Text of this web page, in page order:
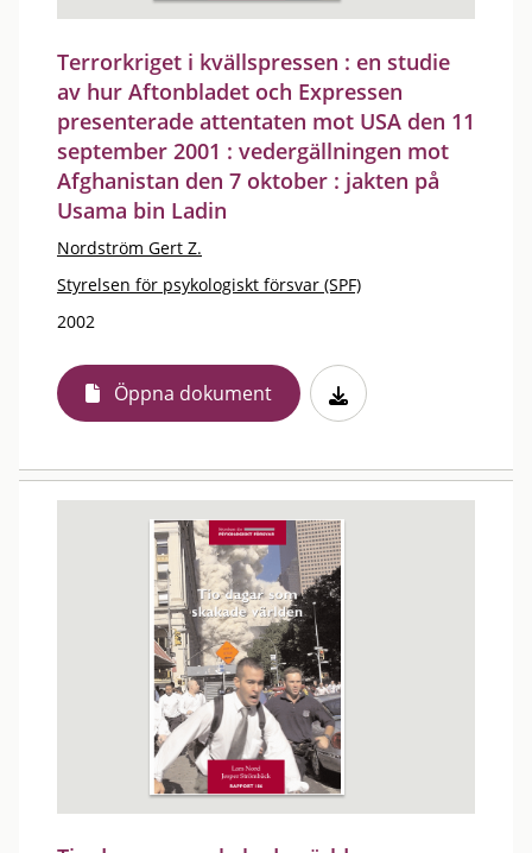
Terrorkriget i kvällspressen : en studie
av hur Aftonbladet och Expressen
presenterade attentaten mot USA den 11
september 2001 : vedergällningen mot
Afghanistan den 7 oktober : jakten på
Usama bin Ladin
Nordström Gert Z.
Styrelsen för psykologiskt försvar (SPF)
2002
Öppna dokument